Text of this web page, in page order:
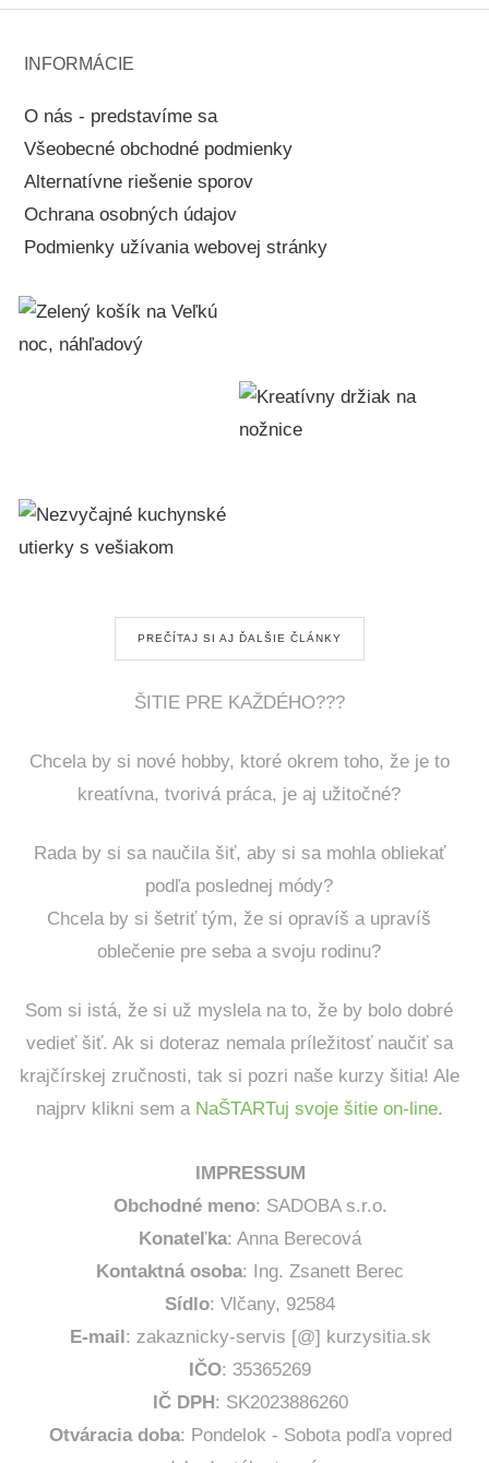
INFORMÁCIE
O nás - predstavíme sa
Všeobecné obchodné podmienky
Alternatívne riešenie sporov
Ochrana osobných údajov
Podmienky užívania webovej stránky
PREČÍTAJ SI AJ ĎALŠIE ČLÁNKY
ŠITIE PRE KAŽDÉHO???
Chcela by si nové hobby, ktoré okrem toho, že je to
kreatívna, tvorivá práca, je aj užitočné?
Rada by si sa naučila šiť, aby si sa mohla obliekať
podľa poslednej módy?
Chcela by si šetriť tým, že si opravíš a upravíš
oblečenie pre seba a svoju rodinu?
Som si istá, že si už myslela na to, že by bolo dobré
vedieť šiť. Ak si doteraz nemala príležitosť naučiť sa
krajčírskej zručnosti, tak si pozri naše kurzy šitia! Ale
najprv klikni sem a NaŠTARTuj svoje šitie on-line.
IMPRESSUM
Obchodné meno: SADOBA s.r.o.
Konateľka: Anna Berecová
Kontaktná osoba: Ing. Zsanett Berec
Sídlo: Vlčany, 92584
E-mail: zakaznicky-servis [@] kurzysitia.sk
IČO: 35365269
IČ DPH: SK2023886260
Otváracia doba: Pondelok - Sobota podľa vopred